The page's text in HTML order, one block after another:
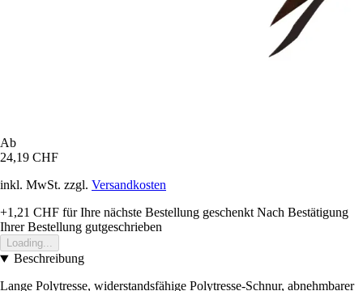
Ab
24,19 CHF
inkl. MwSt. zzgl. Versandkosten
+1,21 CHF für Ihre nächste Bestellung geschenkt Nach Bestätigung
Ihrer Bestellung gutgeschrieben
Loading...
Beschreibung
Lange Polytresse, widerstandsfähige Polytresse-Schnur, abnehmbarer